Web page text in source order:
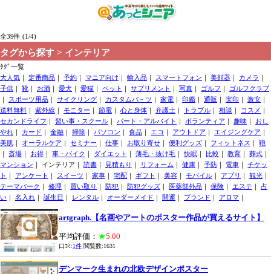
全39件 (1/4)
タグから探す > インテリア
ﾀｸﾞ一覧
大人気 ｜ 定番商品 ｜ 予約 ｜ マニア向け ｜ 輸入品 ｜ スマートフォン ｜ 美顔器 ｜ カメラ ｜
子供 ｜ 靴 ｜ お酒 ｜ 愛犬 ｜ 愛猫 ｜ ペット ｜ サプリメント ｜ 写真 ｜ ゴルフ ｜ ゴルフクラブ
｜ スポーツ用品 ｜ サイクリング ｜ カスタムパ－ツ ｜ 家電 ｜ 印鑑 ｜ 通販 ｜ 実印 ｜ 激安 ｜
送料無料 ｜ 紫外線 ｜ モニター ｜ 節電 ｜ 心と身体 ｜ 弁護士 ｜ トラブル ｜ 相談 ｜ コスメ ｜
セカンドライフ ｜ 習い事・スクール ｜ パート・アルバイト ｜ ボランティア ｜ 趣味 ｜ おし
やれ ｜ カード ｜ 金融 ｜ 掃除 ｜ パソコン ｜ 食品 ｜ エコ ｜ アウトドア ｜ エイジングケア ｜
美肌 ｜ オーラルケア ｜ セミナー ｜ 仕事 ｜ お取り寄せ ｜ 便利グッズ ｜ フィットネス ｜ 鞄
｜ 斎場 ｜ お得 ｜ 車・バイク ｜ ダイエット ｜ 薄毛・抜け毛 ｜快眠 ｜ 比較 ｜ 教育 ｜ 葬式 ｜
マンション ｜ インテリア｜ 読書 ｜ 見積もり ｜ リフォーム ｜ 健康 ｜ 予防 ｜ 電車 ｜ チケッ
ト ｜ アンケート ｜ スイーツ ｜ 家事 ｜ 宅配 ｜ ギフト ｜ 美容 ｜ モバイル ｜ アプリ ｜ 観光 ｜
テーマパーク ｜ 修理 ｜ 買い取り ｜ 防犯 ｜ 防犯グッズ ｜ 医薬部外品 ｜ 保険 ｜ エステ ｜ 占
い ｜ 名入れ ｜ 誕生日 ｜ レンタル ｜ オーダーメイド ｜ 開運 ｜ ブランド ｜ アロマ ｜
artgraph.【名画やアートのポスター作品が買えるサイト】
平均評価： ★5.00
口ｺﾐ:1件 閲覧数:1631
デンマーク生まれの北欧デザインポスター